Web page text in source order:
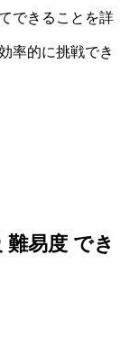
できることを詳
率的に挑戦でき
易度 でき